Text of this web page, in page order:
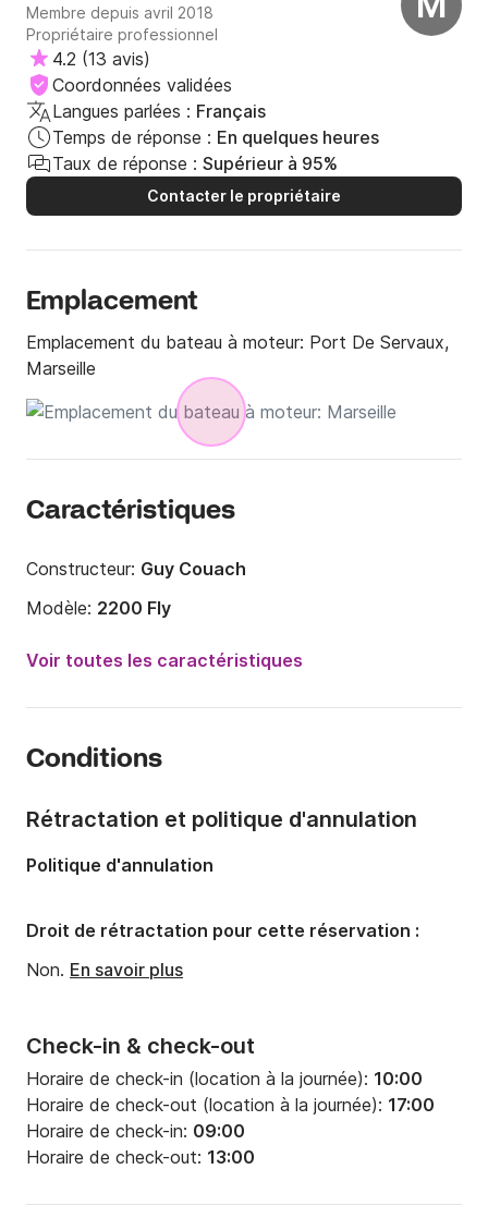
Membre depuis avril 2018
Propriétaire professionnel
4.2 (13 avis)
Coordonnées validées
Langues parlées : Français
Temps de réponse : En quelques heures
Taux de réponse : Supérieur à 95%
Contacter le propriétaire
Emplacement
Emplacement du bateau à moteur: Port De Servaux,
Marseille
Caractéristiques
Constructeur: Guy Couach
Modèle: 2200 Fly
Année:
Nombre de cabines:
Nombre de couchages:
Carburant:100 L/h
Voir toutes les caractéristiques
Conditions
Check-in & check-out
Horaire de check-in (location à la journée): 10:00
Horaire de check-out (location à la journée): 17:00
Horaire de check-in: 09:00
Horaire de check-out: 13:00
Rétractation et politique d'annulation
Politique d'annulation
Droit de rétractation pour cette réservation :
Non. En savoir plus